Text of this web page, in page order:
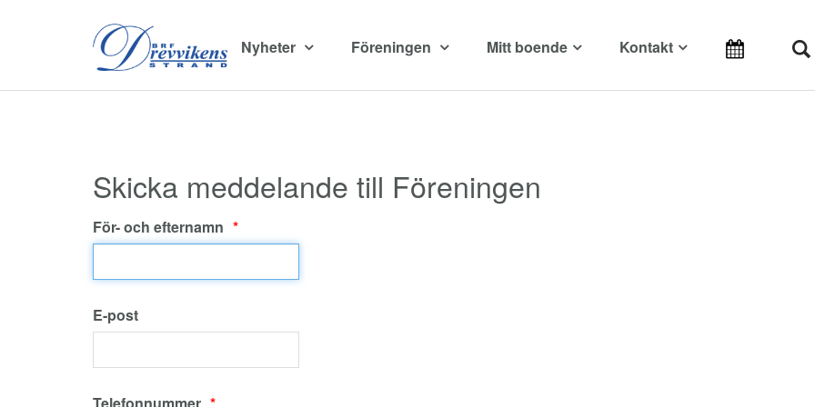
Nyheter Föreningen Mitt boende Kontakt
Skicka meddelande till Föreningen
För- och efternamn
E-post